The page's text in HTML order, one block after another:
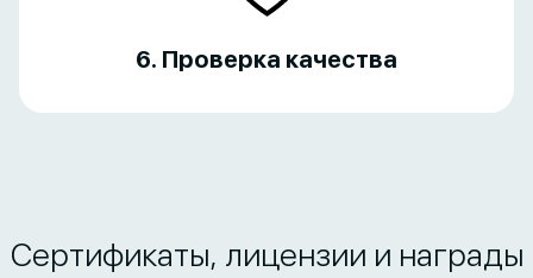
6. Проверка качества
Сертификаты, лицензии и награды